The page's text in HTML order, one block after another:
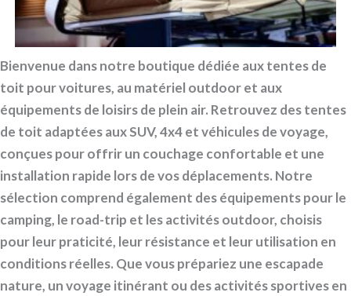
Bienvenue dans notre boutique dédiée aux tentes de
toit pour voitures, au matériel outdoor et aux
équipements de loisirs de plein air. Retrouvez des tentes
de toit adaptées aux SUV, 4x4 et véhicules de voyage,
conçues pour offrir un couchage confortable et une
installation rapide lors de vos déplacements. Notre
sélection comprend également des équipements pour le
camping, le road-trip et les activités outdoor, choisis
pour leur praticité, leur résistance et leur utilisation en
conditions réelles. Que vous prépariez une escapade
nature, un voyage itinérant ou des activités sportives en